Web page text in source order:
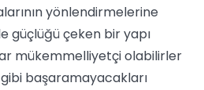
yönlendirmelerine
güçlüğü çeken bir yapı
mükemmelliyetçi olabilirler
başaramayacakları